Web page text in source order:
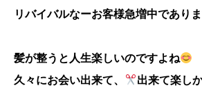
リバイバルなーお客様急増中であり
髪が整うと人生楽しいのですよね
久々にお会い出来て、
出来て楽し